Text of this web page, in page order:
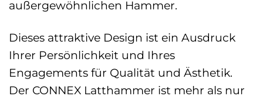
außergewöhnlichen Hammer.
Dieses attraktive Design ist ein Ausdruck
Ihrer Persönlichkeit und Ihres
Engagements für Qualität und Ästhetik.
Der CONNEX Latthammer ist mehr als nur